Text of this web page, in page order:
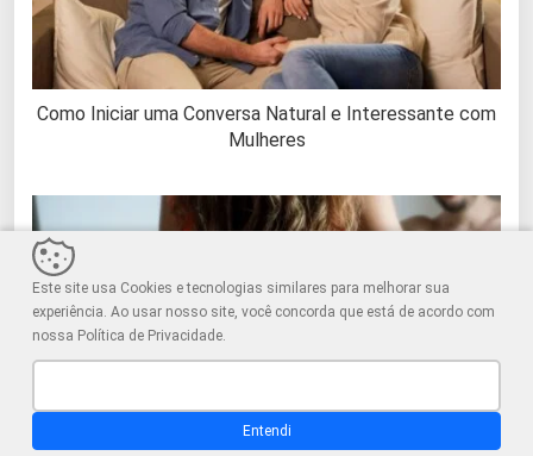
Como Iniciar uma Conversa Natural e Interessante com
Mulheres
Este site usa Cookies e tecnologias similares para melhorar sua
experiência. Ao usar nosso site, você concorda que está de acordo com
nossa Política de Privacidade.
Entendi